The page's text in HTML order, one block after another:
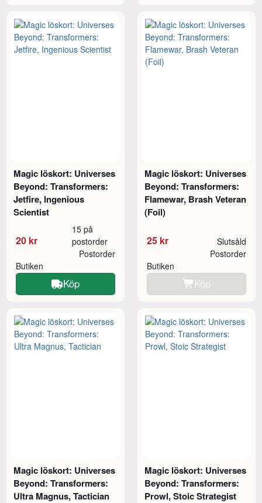
Magic löskort: Universes
Beyond: Transformers:
Jetfire, Ingenious
Scientist
20 kr
15 på
postorder
Butiken
Postorder
Köp
Magic löskort: Universes
Beyond: Transformers:
Flamewar, Brash Veteran
(Foil)
25 kr Slutsåld
Butiken
Postorder
Köp
Magic löskort: Universes
Beyond: Transformers:
Ultra Magnus, Tactician
Magic löskort: Universes
Beyond: Transformers:
Prowl, Stoic Strategist